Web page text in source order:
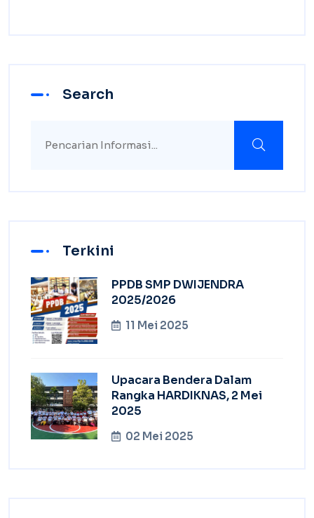
Search
Terkini
PPDB SMP DWIJENDRA
2025/2026
11 Mei 2025
Upacara Bendera Dalam
Rangka HARDIKNAS, 2 Mei
2025
02 Mei 2025